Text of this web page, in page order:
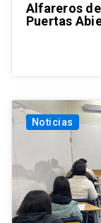
Alfareros
Puertas
Noticias